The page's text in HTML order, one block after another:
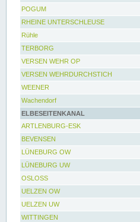
POGUM
RHEINE UNTERSCHLEUSE
Rühle
TERBORG
VERSEN WEHR OP
VERSEN WEHRDURCHSTICH
WEENER
Wachendorf
ELBESEITENKANAL
ARTLENBURG-ESK
BEVENSEN
LÜNEBURG OW
LÜNEBURG UW
OSLOSS
UELZEN OW
UELZEN UW
WITTINGEN